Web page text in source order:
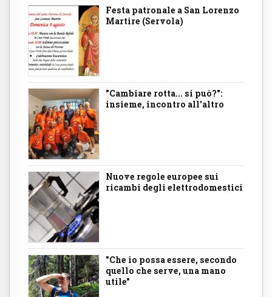
Festa patronale a San Lorenzo
Martire (Servola)
"Cambiare rotta... si può?":
insieme, incontro all'altro
Nuove regole europee sui
ricambi degli elettrodomestici
"Che io possa essere, secondo
quello che serve, una mano
utile"